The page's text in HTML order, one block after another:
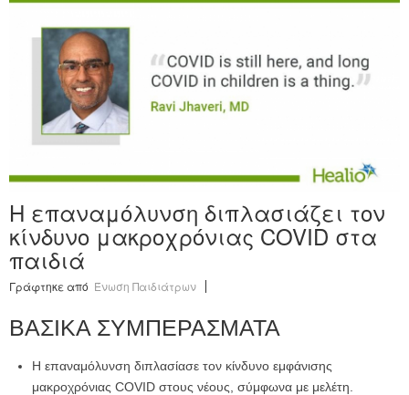
Η επαναμόλυνση διπλασιάζει τον
κίνδυνο μακροχρόνιας COVID στα
παιδιά
Γράφτηκε από Ένωση Παιδιάτρων
ΒΑΣΙΚΑ ΣΥΜΠΕΡΑΣΜΑΤΑ
Η επαναμόλυνση διπλασίασε τον κίνδυνο εμφάνισης
μακροχρόνιας COVID στους νέους, σύμφωνα με μελέτη.